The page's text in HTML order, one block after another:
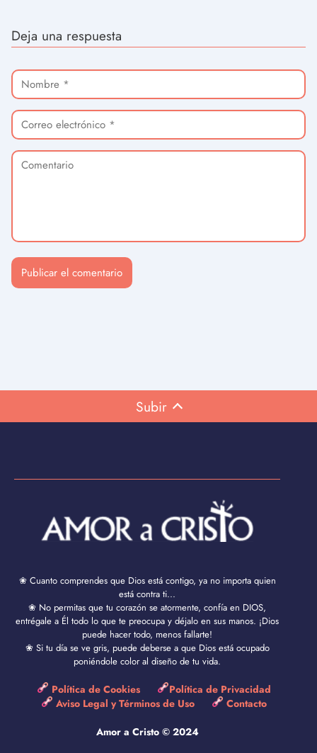
Deja una respuesta
Subir
❀ Cuanto comprendes que Dios está contigo, ya no importa quien
está contra ti...
❀ No permitas que tu corazón se atormente, confía en DIOS,
entrégale a Él todo lo que te preocupa y déjalo en sus manos. ¡Dios
puede hacer todo, menos fallarte!
❀ Si tu día se ve gris, puede deberse a que Dios está ocupado
poniéndole color al diseño de tu vida.
Política de Cookies
Política de Privacidad
Aviso Legal y Términos de Uso
Contacto
Amor a Cristo © 2024